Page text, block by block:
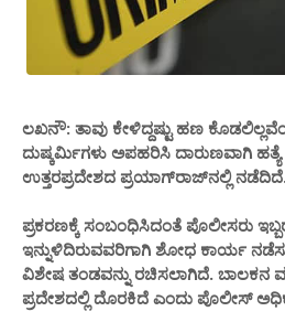
ಲಖನೌ: ತಾವು ಕೇಳಿದ್ದಷ್ಟು ಹಣ
ದುಷ್ಕರ್ಮಿಗಳು ಅಪಹರಿಸಿ ದಾರುಣವಾಗಿ
ಉತ್ತರಪ್ರದೇಶದ ಪ್ರಯಾಗ್​ರಾಜ್​ನಲ್ಲಿ
ಪ್ರಕರಣಕ್ಕೆ ಸಂಬಂಧಿಸಿದಂತೆ ಪೊಲೀಸರು
ಇನ್ನುಳಿದಿರುವವರಿಗಾಗಿ ಶೋಧ ಕಾರ್ಯ
ವಿಶೇಷ ತಂಡವನ್ನು ರಚಿಸಲಾಗಿದೆ. ಬಾಲಕನ
ಪ್ರದೇಶದಲ್ಲಿ ದೊರಕಿದೆ ಎಂದು ಪೊಲೀಸ್​